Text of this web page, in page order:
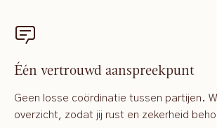
Één vertrouwd aanspreekpunt
Geen losse coördinatie tussen partijen.
overzicht, zodat jij rust en zekerheid